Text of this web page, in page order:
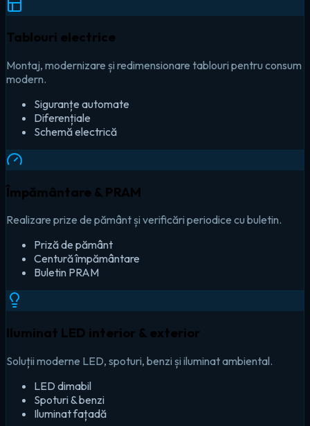
Tablouri electrice
Montaj, modernizare și redimensionare tablouri pentru consum
modern.
Siguranțe automate
Diferențiale
Schemă electrică
Împământare & PRAM
Realizare prize de pământ și verificări periodice cu buletin.
Priză de pământ
Centură împământare
Buletin PRAM
Iluminat LED interior & exterior
Soluții moderne LED, spoturi, benzi și iluminat ambiental.
LED dimabil
Spoturi & benzi
Iluminat fațadă